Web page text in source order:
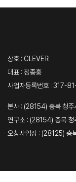
상호 : CLEVER
대표 : 정종홍
사업자등록번호 : 317-
본사 : (28154) 충북 청주
연구소 : (28154) 충북
오창사업장 : (28125) 충